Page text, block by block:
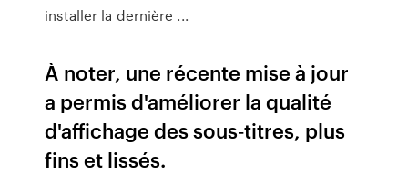
installer la dernière ...
À noter, une récente mise à jour
a permis d'améliorer la qualité
d'affichage des sous‑titres, plus
fins et lissés.